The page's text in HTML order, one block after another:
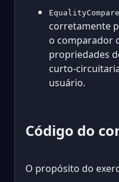
corretamente
o comparador
propriedades
curto-
usuário.
Código do
O propósito do